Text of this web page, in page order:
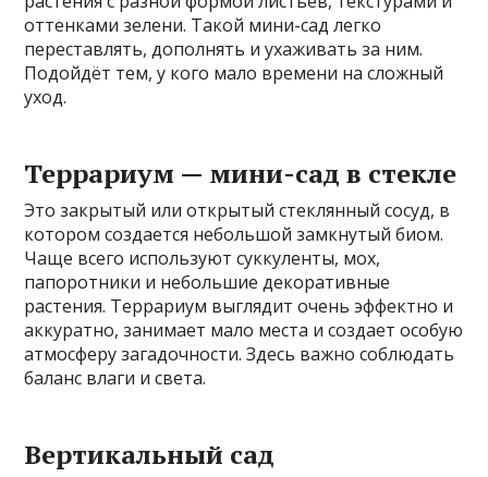
оттенками зелени. Такой мини-сад легко
переставлять, дополнять и ухаживать за ним.
Подойдёт тем, у кого мало времени на сложный
уход.
Террариум — мини-сад в стекле
Это закрытый или открытый стеклянный сосуд, в
котором создается небольшой замкнутый биом.
Чаще всего используют суккуленты, мох,
папоротники и небольшие декоративные
растения. Террариум выглядит очень эффектно и
аккуратно, занимает мало места и создает особую
атмосферу загадочности. Здесь важно соблюдать
баланс влаги и света.
Вертикальный сад